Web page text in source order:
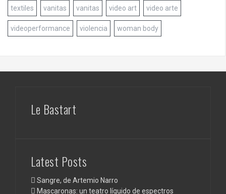
textiles vanitas vanitas video art video arte
videoperformance violencia woman body
Le Bastart
Latest Posts
Sangre, de Artemio Narro
Mascaronas: un teatro líquido de espectros